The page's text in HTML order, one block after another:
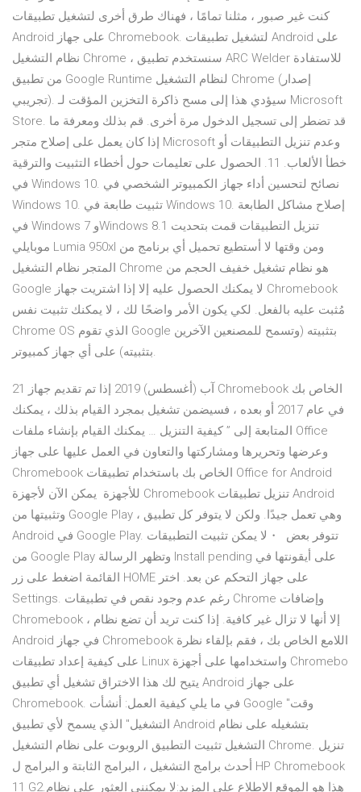
كنت غير صبور ، مثلنا تمامًا ، فهناك طرق أخرى لتشغيل تطبيقات
Android على جهاز Chromebook. لتشغيل تطبيقات Android على
نظام التشغيل Chrome ، سنستخدم تطبيق ARC Welder للاستفادة
من تطبيق Google Runtime لنظام التشغيل Chrome (إصدار
تجريبي). سيؤدي هذا إلى مسح ذاكرة التخزين المؤقت لـ Microsoft
Store. قد تضطر إلى تسجيل الدخول مرة أخرى. قم بذلك ومعرفة ما
إذا كان يعمل على إصلاح متجر Microsoft وعدم تنزيل التطبيقات أو
خطأ الألعاب. 11. الحصول على تعليمات حول أخطاء التثبيت والترقية
في Windows 10. نصائح لتحسين أداء جهاز الكمبيوتر الشخصي في
Windows 10. تثبيت طابعة في Windows 10. إصلاح مشاكل الطابعة
في Windows 7 وWindows 8.1 تنزيل التطبيقات قمت بتحديت
موبايلي Lumia 950xl ومن وقتها لا أستطيع تحميل أي برنامج من
المتجر نظام التشغيل Chrome هو نظام تشغيل خفيف الحجم من
Google لا يمكنك الحصول عليه إلا إذا اشتريت جهاز Chromebook
مُثبت عليه بالفعل. لكي يكون الأمر واضحًا لك ، لا يمكنك تثبيت نفس
Chrome OS الذي تقوم Google بتثبيته (وتسمح للمصنعين الآخرين
بتثبيته) على أي جهاز كمبيوتر.
21 آب (أغسطس) 2019 إذا تم تقديم جهاز Chromebook الخاص بك
في عام 2017 أو بعده ، فسيضمن تشغيل بمجرد القيام بذلك ، يمكنك
المتابعة إلى ” كيفية التنزيل … يمكنك القيام بإنشاء ملفات Office
وعرضها وتحريرها ومشاركتها والتعاون في العمل عليها على جهاز
Chromebook الخاص بك باستخدام تطبيقات Office for Android
للأجهزة يمكن الآن لأجهزة Chromebook تنزيل تطبيقات Android
وتثبيتها من Google Play ، وهي تعمل جيدًا. ولكن لا يتوفر كل تطبيق
Android في Google Play. تتوفر بعض ・لا يمكن تثبيت التطبيقات
من Google Play وتظهر الرسالة Install pending‎ على أيقونتها في
القائمة اضغط على زر HOME على جهاز التحكم عن بعد. اختر
Settings. رغم عدم وجود نقص في تطبيقات Chrome وإضافات
Chromebook ، إلا أنها لا تزال غير كافية. إذا كنت تريد أن تضع نظام
Android في جهاز Chromebook اللامع الخاص بك ، فقم بإلقاء نظرة
على كيفية إعداد تطبيقات Linux واستخدامها على أجهزة Chromebo
يتيح لك هذا الاختراق تشغيل أي تطبيق Android على جهاز
Chromebook. في ما يلي كيفية العمل: أنشأت Google "وقت
التشغيل" الذي يسمح لأي تطبيق Android بتشغيله على نظام
التشغيل تثبيت التطبيق الروبوت على نظام التشغيل Chrome. تنزيل
أحدث برامج التشغيل ، البرامج الثابتة و البرامج ل HP Chromebook
11 G2.هذا هو الموقع الاطلاع على المزيد:لا يمكنني العثور على نظام